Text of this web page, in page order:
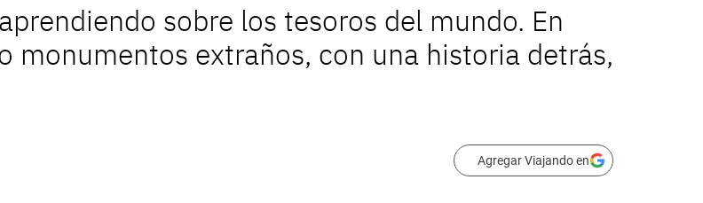
sobre los tesoros del mundo. En
monumentos extraños, con una historia detrás,
Agregar Viajando en